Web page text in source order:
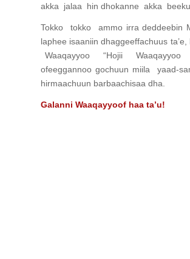
akka jalaa hin dhokanne akka
Tokko tokko ammo irra deddeebin
laphee isaaniin dhaggeeffachuus
Waaqayyoo “Hojii Waaqayyoo
ofeeggannoo gochuun miila yaad-
hirmaachuun barbaachisaa dha.
Galanni Waaqayyoof haa ta’u!